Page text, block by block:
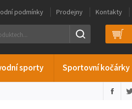
sporty Sportovní kočárky
podmínky Prodejny Kontakty